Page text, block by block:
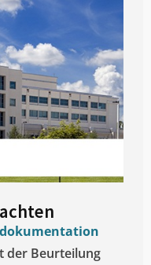
der Beurteilung